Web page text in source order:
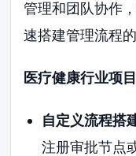
管理和团队协作
速搭建管理流程
医疗健康行业项
自定义流程搭
注册审批节点